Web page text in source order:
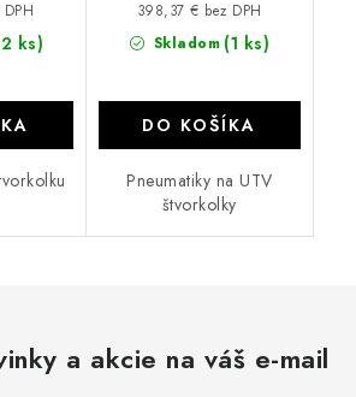
ks) Skladom (1 ks)
398,37 € bez DPH
DO KOŠÍKA
Pneumatiky na UTV
štvorkolky
a akcie na váš e-mail